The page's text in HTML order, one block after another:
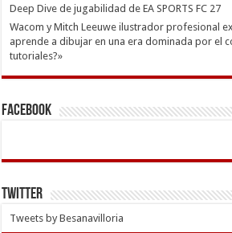
Deep Dive de jugabilidad de EA SPORTS FC 27
Wacom y Mitch Leeuwe ilustrador profesional
aprende a dibujar en una era dominada por el
tutoriales?»
Facebook
Twitter
Tweets by Besanavilloria